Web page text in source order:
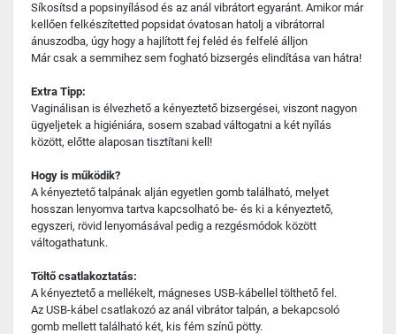
Síkosítsd a popsinyílásod és az anál vibrátort egyaránt. Amikor már
kellően felkészítetted popsidat óvatosan hatolj a vibrátorral
ánuszodba, úgy hogy a hajlított fej feléd és felfelé álljon
Már csak a semmihez sem fogható bizsergés elindítása van hátra!
Extra Tipp:
Vaginálisan is élvezhető a kényeztető bizsergései, viszont nagyon
ügyeljetek a higiéniára, sosem szabad váltogatni a két nyílás
között, előtte alaposan tisztítani kell!
Hogy is működik?
A kényeztető talpának alján egyetlen gomb található, melyet
hosszan lenyomva tartva kapcsolható be- és ki a kényeztető,
egyszeri, rövid lenyomásával pedig a rezgésmódok között
váltogathatunk.
Töltő csatlakoztatás:
A kényeztető a mellékelt, mágneses USB-kábellel tölthető fel.
Az USB-kábel csatlakozó az anál vibrátor talpán, a bekapcsoló
gomb mellett található két, kis fém színű pötty.